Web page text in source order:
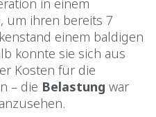
in einem
um ihren bereits 7
einem baldigen
konnte sie sich aus
Kosten für die
– die Belastung war
anzusehen.